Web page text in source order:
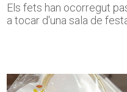
Els fets han ocorregut
a tocar d'una sala de